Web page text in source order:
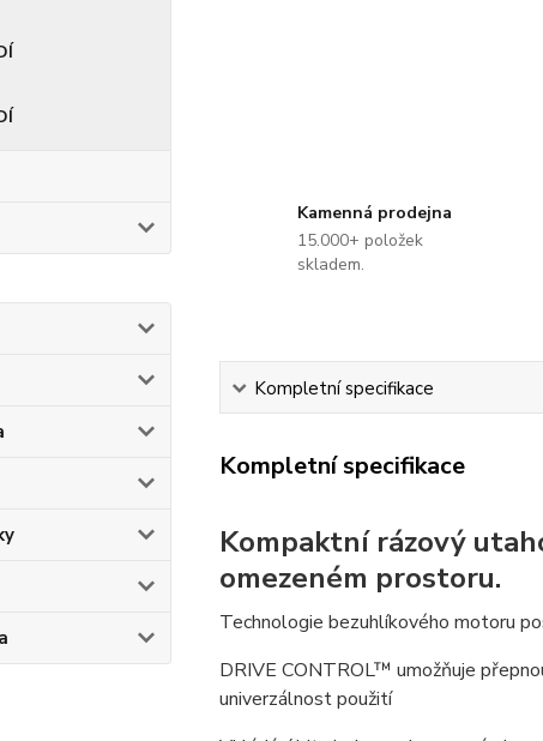
Kamenná prodejna
15.000+ položek
skladem.
Kompletní specifikace
Kompletní specifikace
Kompaktní rázový
omezeném prostoru.
Technologie bezuhlíkového motoru
DRIVE CONTROL™ umožňuje
univerzálnost použití